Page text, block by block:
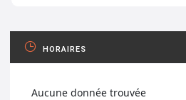
HORAIRES
Aucune donnée trouvée